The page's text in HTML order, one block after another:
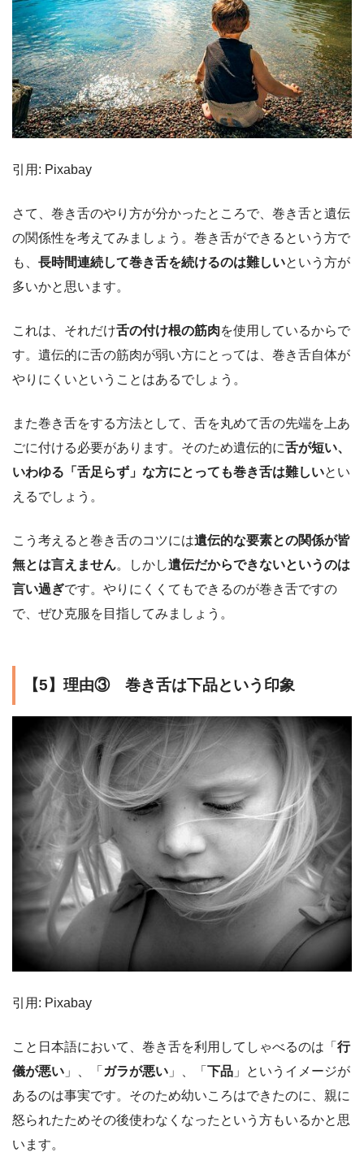
引用: Pixabay
さて、巻き舌のやり方が分かったところで、巻き舌と遺伝
の関係性を考えてみましょう。巻き舌ができるという方で
も、 長時間連続して巻き舌を続けるのは難しいという方が
多いかと思います。
これは、それだけ舌の付け根の筋肉を使用しているからで
す。遺伝的に舌の筋肉が弱い方にとっては、巻き舌自体が
やりにくいということはあるでしょう。
また巻き舌をする方法として、舌を丸めて舌の先端を上あ
ごに付ける必要があります。そのため遺伝的に舌が短い、
いわゆる「舌足らず」な方にとっても巻き舌は難しいとい
えるでしょう。
こう考えると巻き舌のコツには遺伝的な要素との関係が皆
無とは言えません。しかし遺伝だからできないというのは
言い過ぎです。やりにくくてもできるのが巻き舌ですの
で、ぜひ克服を目指してみましょう。
【5】理由③ 巻き舌は下品という印象
引用: Pixabay
こと日本語において、巻き舌を利用してしゃべるのは「 行
儀が悪い 」、「 ガラが悪い 」、「 下品 」というイメージが
あるのは事実です。そのため幼いころはできたのに、親に
怒られたためその後使わなくなったという方もいるかと思
います。